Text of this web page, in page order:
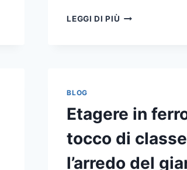
LEGGI DI PIÙ GLI
SCOMMESSE
ONLINE
BLOG
Etagere in
tocco di
l’arredo del